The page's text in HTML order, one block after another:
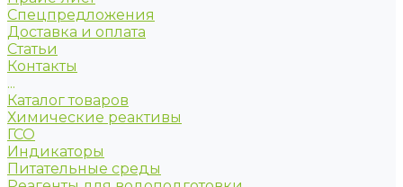
Спецпредложения
Доставка и оплата
Статьи
Контакты
...
Каталог товаров
Химические реактивы
ГСО
Индикаторы
Питательные среды